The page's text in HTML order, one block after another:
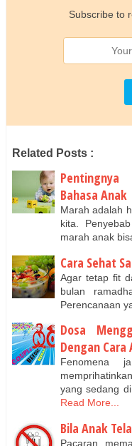
Subscribe to
Related Posts :
Pentingnya
Bahasa Anak
Marah adalah
kita.
marah anak
Cara Sehat
Agar tetap fit
bulan
Perencanaan
Dosa
Dengan Cara
Fenomena
yang sedang
Read More...
Bila Anak
Pacaran